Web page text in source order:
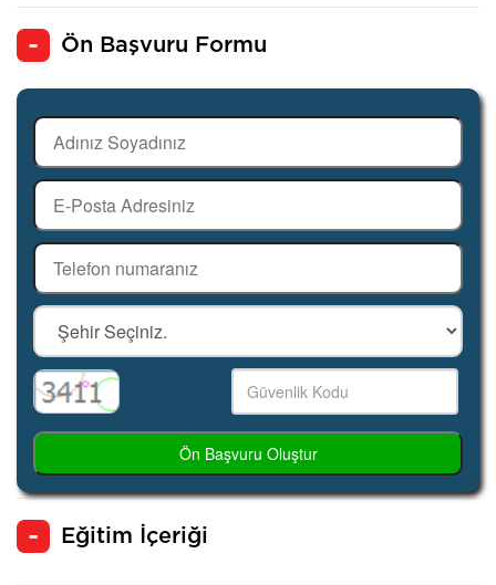
Ön Başvuru Formu
Ön Başvuru Oluştur
Eğitim İçeriği